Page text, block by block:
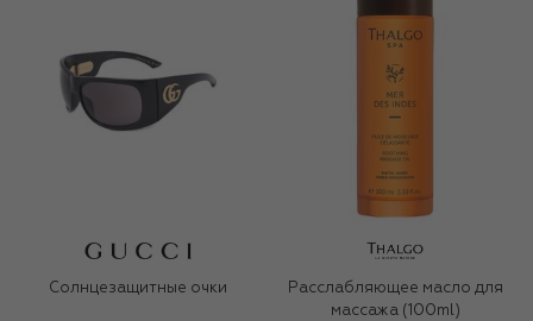
Солнцезащитные очки
Расслабляющее масло для
массажа (100ml)